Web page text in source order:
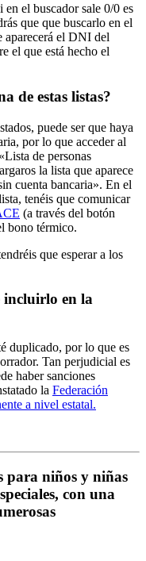
el buscador sale 0/0 es
que que buscarlo en el
aparecerá el DNI del
el que está hecho el
de estas listas?
puede ser que haya
por lo que acceder al
de personas
la lista que aparece
cuenta bancaria». En el
tenéis que comunicar
(a través del botón
bono térmico.
que esperar a los
incluirlo en la
duplicado, por lo que es
Tan perjudicial es
haber sanciones
la Federación
a nivel estatal.
para niños y niñas
con una